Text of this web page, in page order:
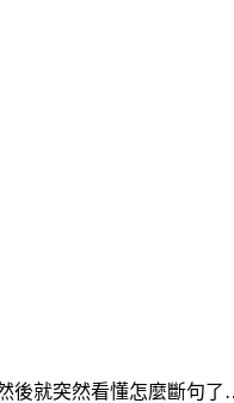
後就突然看懂怎麼斷句